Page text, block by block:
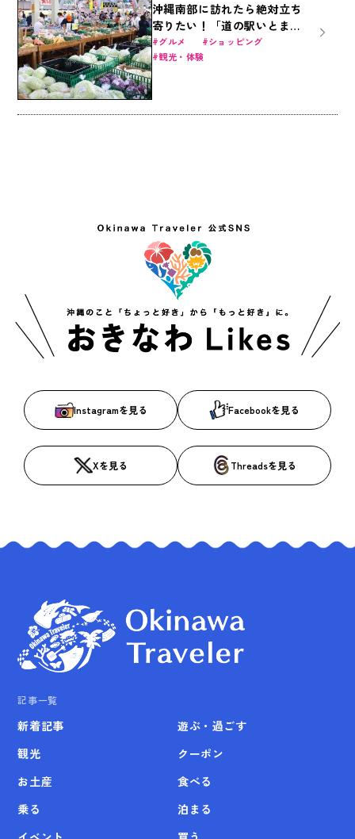
沖縄南部に訪れたら絶対立ち
寄りたい！「道の駅いとま
ん」が人気の理由とは？
グルメ
ショッピング
観光・体験
Instagramを見る Facebookを見る
Xを見る Threadsを見る
記事一覧
新着記事
観光
お土産
乗る
遊ぶ・過ごす
クーポン
食べる
泊まる